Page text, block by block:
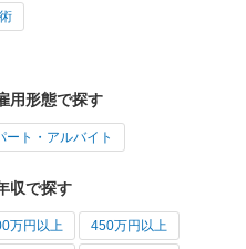
用形態で探す
ート・アルバイト
収で探す
万円以上 450万円以上